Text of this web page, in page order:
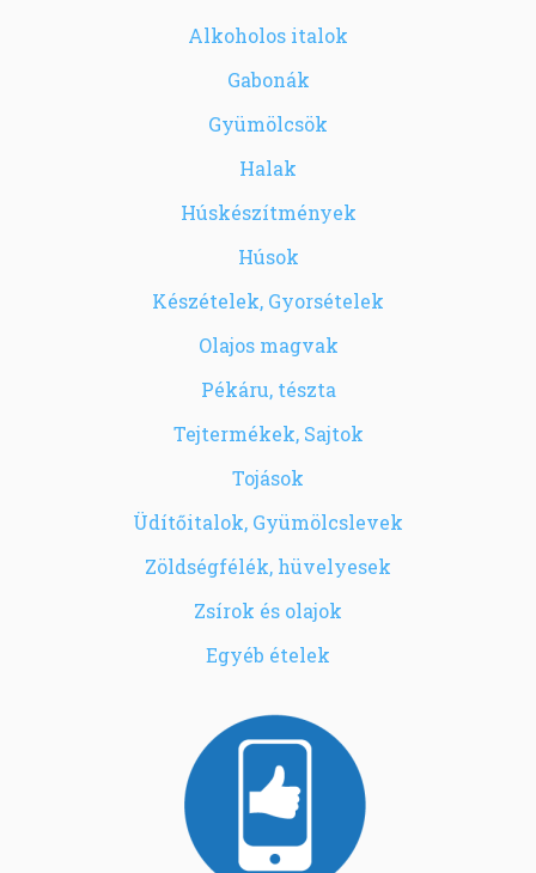
Alkoholos italok
Gabonák
Gyümölcsök
Halak
Húskészítmények
Húsok
Készételek, Gyorsételek
Olajos magvak
Pékáru, tészta
Tejtermékek, Sajtok
Tojások
Üdítőitalok, Gyümölcslevek
Zöldségfélék, hüvelyesek
Zsírok és olajok
Egyéb ételek